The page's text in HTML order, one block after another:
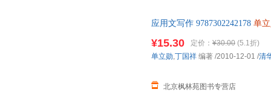
重培养使用者应用文的写作技
程教材，也可作为相关职业培
应用文写作 9787302242178 单
考，以实物为准。（书名没写
¥15.30 定价： ¥30.00 (5.1折)
北京枫林苑图书专营店
单立勋,丁国祥 编著 /2010-12-01 /清